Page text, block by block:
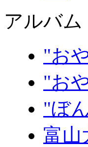
アルバム
"お
"お
"ぼ
富山